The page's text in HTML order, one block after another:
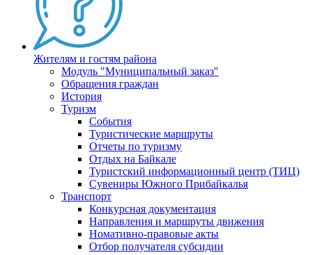
Жителям и гостям района
Модуль "Муниципальный заказ"
Обращения граждан
История
Туризм
События
Туристические маршруты
Отчеты по туризму
Отдых на Байкале
Туристский информационный центр (ТИЦ)
Сувениры Южного Прибайкалья
Транспорт
Конкурсная документация
Направления и маршруты движения
Номативно-правовые акты
Отбор получателя субсидии